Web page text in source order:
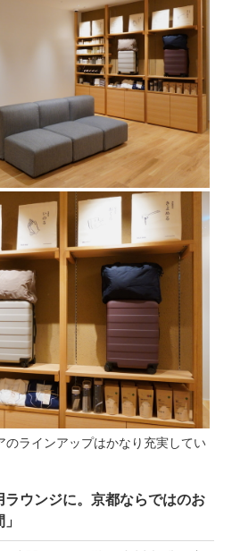
のラインアップはかなり充実してい
ウンジに。京都ならではのお